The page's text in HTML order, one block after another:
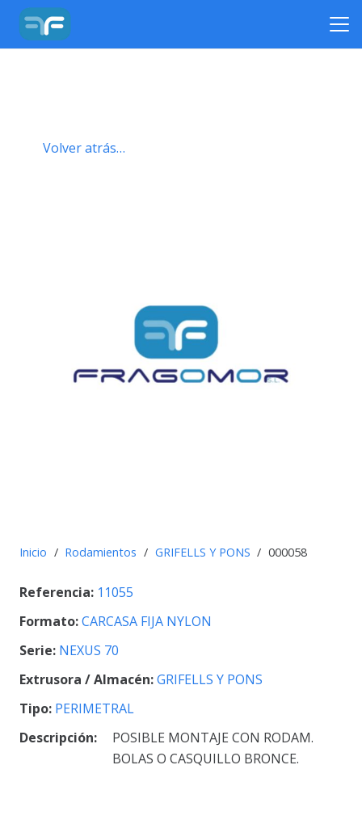
Volver atrás…
Inicio / Rodamientos / GRIFELLS Y PONS / 000058
Referencia: 11055
Formato:CARCASA FIJA NYLON
Serie: NEXUS 70
Extrusora / Almacén:GRIFELLS Y PONS
Tipo: PERIMETRAL
Descripción:
POSIBLE MONTAJE CON RODAM.
BOLAS O CASQUILLO BRONCE.